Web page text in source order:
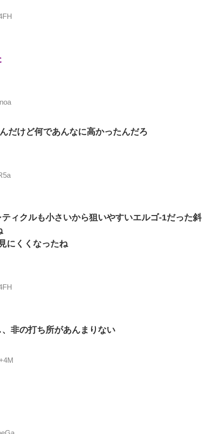
だけど何であんなに高かったんだろ
ィクルも小さいから狙いやすいエルゴ-1だった斜
にくくなったね
非の打ち所があんまりない